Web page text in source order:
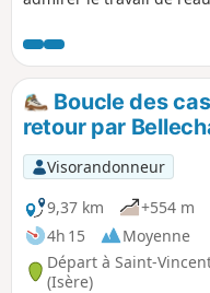
vieux village ou comme
d'autrefois" où un
promeneur.
Boucle des
retour par
Visorandonneur
9,37 km
+554 m
4h 15
Moyenne
Départ à Saint-
(Isère)